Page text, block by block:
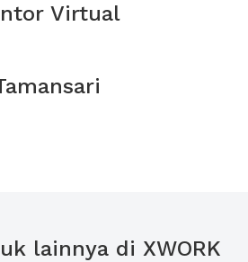
Virtual
lainnya di XWORK